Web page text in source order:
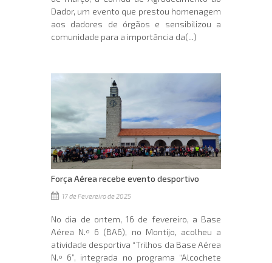
Dador, um evento que prestou homenagem
aos dadores de órgãos e sensibilizou a
comunidade para a importância da(...)
Força Aérea recebe evento desportivo
17 de Fevereiro de 2025
No dia de ontem, 16 de fevereiro, a Base
Aérea N.º 6 (BA6), no Montijo, acolheu a
atividade desportiva “Trilhos da Base Aérea
N.º 6”, integrada no programa “Alcochete